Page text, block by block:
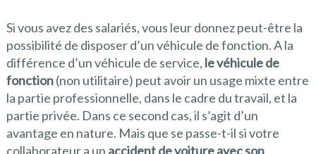
Si vous avez des salariés, vous leur donnez peut-être la
possibilité de disposer d’un véhicule de fonction. A la
différence d’un véhicule de service, le véhicule de
fonction(non utilitaire) peut avoir un usage mixte entre
la partie professionnelle, dans le cadre du travail, et la
partie privée. Dans ce second cas, il s’agit d’un
avantage en nature. Mais que se passe-t-il si votre
collaborateur a un accident de voiture avec son